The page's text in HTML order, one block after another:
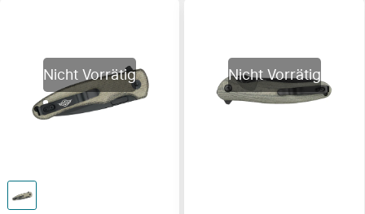
Nicht Vorrätig Nicht Vorrätig